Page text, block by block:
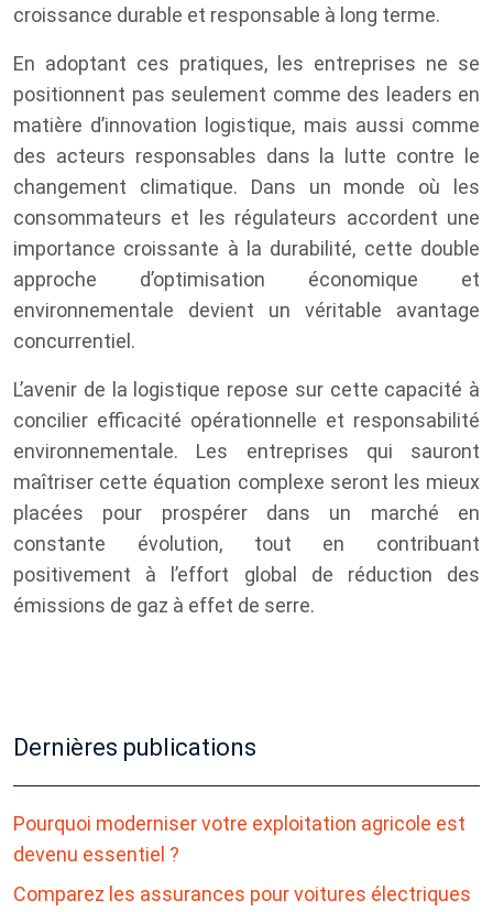
croissance durable et responsable à long terme.
En adoptant ces pratiques, les entreprises ne se
positionnent pas seulement comme des leaders en
matière d’innovation logistique, mais aussi comme
des acteurs responsables dans la lutte contre le
changement climatique. Dans un monde où les
consommateurs et les régulateurs accordent une
importance croissante à la durabilité, cette double
approche d’optimisation économique et
environnementale devient un véritable avantage
concurrentiel.
L’avenir de la logistique repose sur cette capacité à
concilier efficacité opérationnelle et responsabilité
environnementale. Les entreprises qui sauront
maîtriser cette équation complexe seront les mieux
placées pour prospérer dans un marché en
constante évolution, tout en contribuant
positivement à l’effort global de réduction des
émissions de gaz à effet de serre.
Dernières publications
Pourquoi moderniser votre exploitation agricole est
devenu essentiel ?
Comparez les assurances pour voitures électriques